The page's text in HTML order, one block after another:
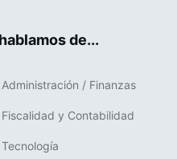
de...
Administración / Finanzas
Fiscalidad y Contabilidad
Tecnología